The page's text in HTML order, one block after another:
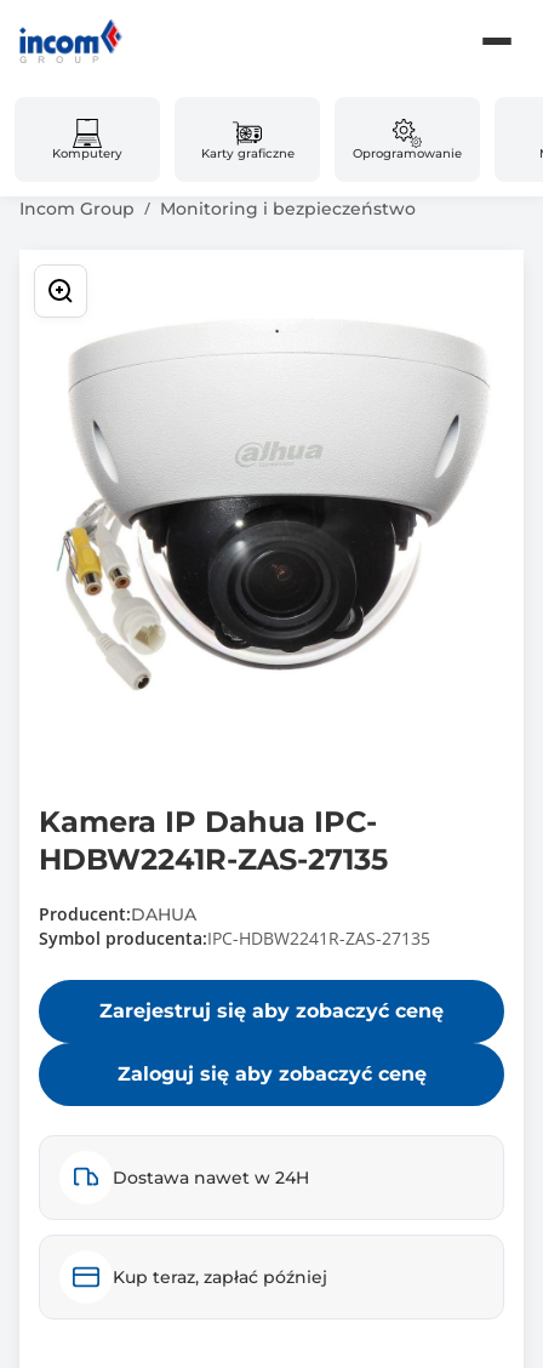
Komputery Karty graficzne Oprogramowanie
Incom Group Monitoring i bezpieczeństwo
Kamera IP Dahua IPC-
HDBW2241R-ZAS-27135
Producent:DAHUA
Symbol producenta:IPC-HDBW2241R-ZAS-27135
Zarejestruj się aby zobaczyć cenę
Zaloguj się aby zobaczyć cenę
Dostawa nawet w 24H
Kup teraz, zapłać później